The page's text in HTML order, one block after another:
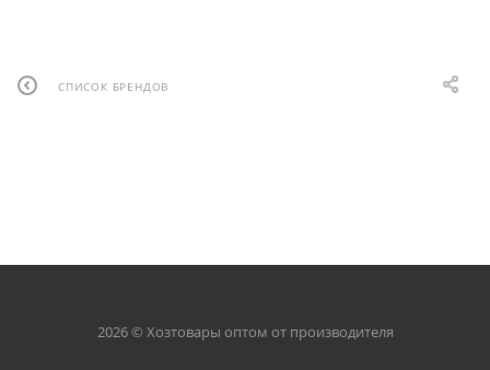
СПИСОК БРЕНДОВ
2026 © Хозтовары оптом от производителя